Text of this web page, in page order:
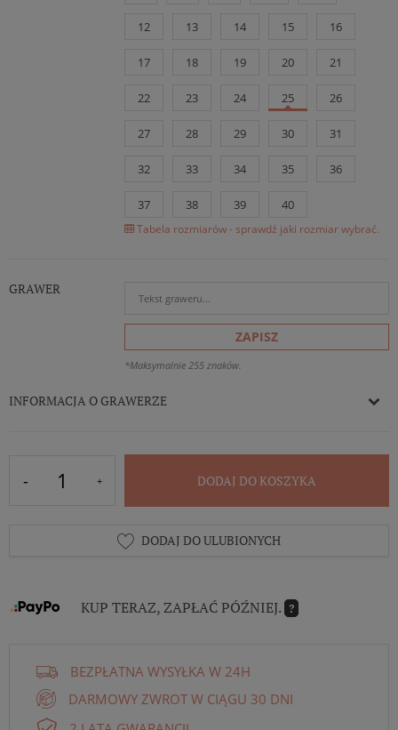
12 13 14 15 16
17 18 19 20 21
22 23 24 25 26
27 28 29 30 31
32 33 34 35 36
37 38 39 40
Tabela rozmiarów - sprawdź jaki rozmiar wybrać.
GRAWER
ZAPISZ
*Maksymalnie 255 znaków.
INFORMACJA O GRAWERZE
DODAJ DO KOSZYKA
DODAJ DO ULUBIONYCH
KUP TERAZ, ZAPŁAĆ PÓŹNIEJ. ?
BEZPŁATNA WYSYŁKA W 24H
DARMOWY ZWROT W CIĄGU 30 DNI